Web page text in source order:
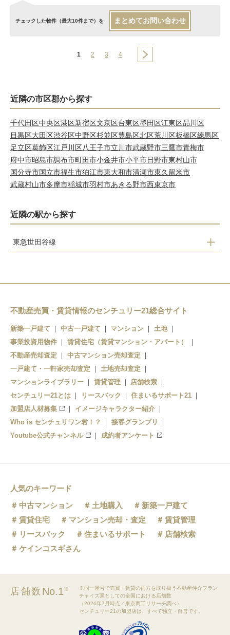
チェックした物件（最大10件まで）を まとめてお問い合わせ
1 2 3 4
近隣の市区郡から探す
千代田区中央区港区新宿区文京区台東区墨田区江東区品川区
目黒区大田区渋谷区中野区杉並区豊島区北区荒川区板橋区練馬区
足立区葛飾区江戸川区八王子市立川市武蔵野市三鷹市青梅市
府中市昭島市調布市町田市小金井市小平市日野市東村山市
国分寺市国立市福生市狛江市東大和市清瀬市東久留米市
武蔵村山市多摩市稲城市羽村市あきる野市西東京市
近隣の駅から探す
東急世田谷線
山下
下高井戸
不動産売買・賃貸情報のセンチュリー21総合サイト
新築一戸建て 中古一戸建て マンション
土地
事業投資用物件
賃貸住宅（賃貸マンション・アパート）
不動産売却査定
中古マンション売却査定
一戸建て・一軒家売却査定
土地売却査定
マンションライブラリー
賃貸管理
店舗検索
センチュリー21とは
リースバック
住まいるサポート21
加盟店人材募集
イメージキャラクター紹介
Who is センチュリワン君！？
接客グランプリ
Youtube公式チャンネル
成約者アンケート
人気のキーワード
中古マンション
土地購入
新築一戸建て
賃貸住宅
マンション売却・査定
賃貸管理
リースバック
住まいるサポート
店舗検索
ケインコスギさん
店舗数 No.1※
※同一屋号で売買・賃貸の両方を取り扱う不動産仲介フラン
チャイズ業としての全国における店舗数
（2026年7月時点／東京商工リサーチ調べ）
センチュリー21の加盟店は、すべて独立・自営です。